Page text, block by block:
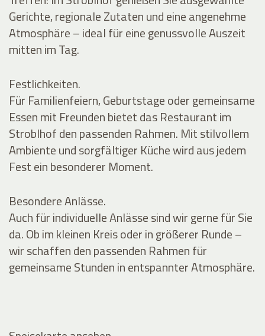
Gerichte, regionale Zutaten und eine angenehme
Atmosphäre – ideal für eine genussvolle Auszeit
mitten im Tag.
Festlichkeiten.
Für Familienfeiern, Geburtstage oder gemeinsame
Essen mit Freunden bietet das Restaurant im
Stroblhof den passenden Rahmen. Mit stilvollem
Ambiente und sorgfältiger Küche wird aus jedem
Fest ein besonderer Moment.
Besondere Anlässe.
Auch für individuelle Anlässe sind wir gerne für Sie
da. Ob im kleinen Kreis oder in größerer Runde –
wir schaffen den passenden Rahmen für
gemeinsame Stunden in entspannter Atmosphäre.